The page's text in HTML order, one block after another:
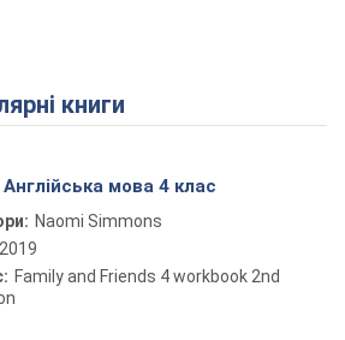
книги
мова 4 клас
Naomi Simmons
2019
Family and Friends 4 workbook 2nd